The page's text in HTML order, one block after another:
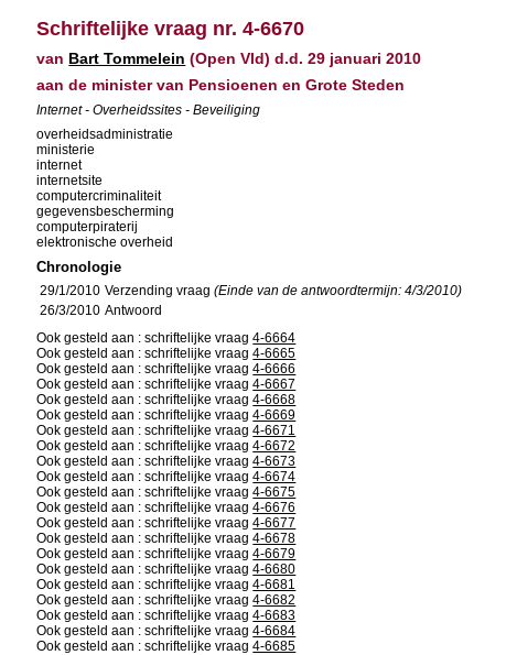
Schriftelijke vraag nr. 4-6670
van Bart Tommelein (Open Vld) d.d. 29 januari 2010
aan de minister van Pensioenen en Grote Steden
Internet - Overheidssites - Beveiliging
overheidsadministratie
ministerie
internet
internetsite
computercriminaliteit
gegevensbescherming
computerpiraterij
elektronische overheid
Chronologie
29/1/2010 Verzending vraag(Einde van de antwoordtermijn: 4/3/2010)
26/3/2010 Antwoord
Ook gesteld aan : schriftelijke vraag4-6664
Ook gesteld aan : schriftelijke vraag4-6665
Ook gesteld aan : schriftelijke vraag4-6666
Ook gesteld aan : schriftelijke vraag4-6667
Ook gesteld aan : schriftelijke vraag4-6668
Ook gesteld aan : schriftelijke vraag4-6669
Ook gesteld aan : schriftelijke vraag4-6671
Ook gesteld aan : schriftelijke vraag4-6672
Ook gesteld aan : schriftelijke vraag4-6673
Ook gesteld aan : schriftelijke vraag4-6674
Ook gesteld aan : schriftelijke vraag4-6675
Ook gesteld aan : schriftelijke vraag4-6676
Ook gesteld aan : schriftelijke vraag4-6677
Ook gesteld aan : schriftelijke vraag4-6678
Ook gesteld aan : schriftelijke vraag4-6679
Ook gesteld aan : schriftelijke vraag4-6680
Ook gesteld aan : schriftelijke vraag4-6681
Ook gesteld aan : schriftelijke vraag4-6682
Ook gesteld aan : schriftelijke vraag4-6683
Ook gesteld aan : schriftelijke vraag4-6684
Ook gesteld aan : schriftelijke vraag4-6685